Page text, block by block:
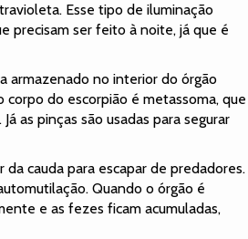
Esse tipo de iluminação
precisam ser feito à noite, já que é
armazenado no interior do órgão
do escorpião é metassoma, que
as pinças são usadas para segurar
cauda para escapar de predadores.
Quando o órgão é
e as fezes ficam acumuladas,